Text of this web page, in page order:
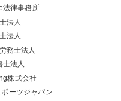
法律事務所
法人
法人
務士法人
法人
株式会社
ーツジャパン